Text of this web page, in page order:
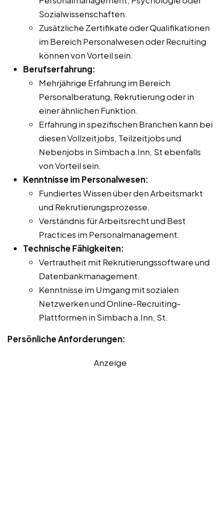
Sozialwissenschaften.
Zusätzliche Zertifikate oder Qualifikationen
im Bereich Personalwesen oder Recruiting
können von Vorteil sein.
Berufserfahrung:
Mehrjährige Erfahrung im Bereich
Personalberatung, Rekrutierung oder in
einer ähnlichen Funktion.
Erfahrung in spezifischen Branchen kann bei
diesen Vollzeitjobs, Teilzeitjobs und
Nebenjobs in Simbach a.Inn, St ebenfalls
von Vorteil sein.
Kenntnisse im Personalwesen:
Fundiertes Wissen über den Arbeitsmarkt
und Rekrutierungsprozesse.
Verständnis für Arbeitsrecht und Best
Practices im Personalmanagement.
Technische Fähigkeiten:
Vertrautheit mit Rekrutierungssoftware und
Datenbankmanagement.
Kenntnisse im Umgang mit sozialen
Netzwerken und Online-Recruiting-
Plattformen in Simbach a.Inn, St.
Persönliche Anforderungen:
Anzeige